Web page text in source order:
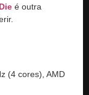
é outra
(4 cores), AMD